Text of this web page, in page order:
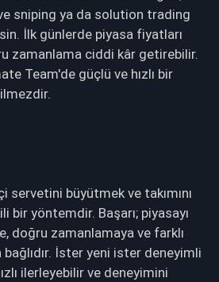
sniping ya da solution trading
İlk günlerde piyasa fiyatları
zamanlama ciddi kâr getirebilir.
Team'de güçlü ve hızlı bir
servetini büyütmek ve takımını
bir yöntemdir. Başarı; piyasayı
doğru zamanlamaya ve farklı
İster yeni ister deneyimli
ilerleyebilir ve deneyimini